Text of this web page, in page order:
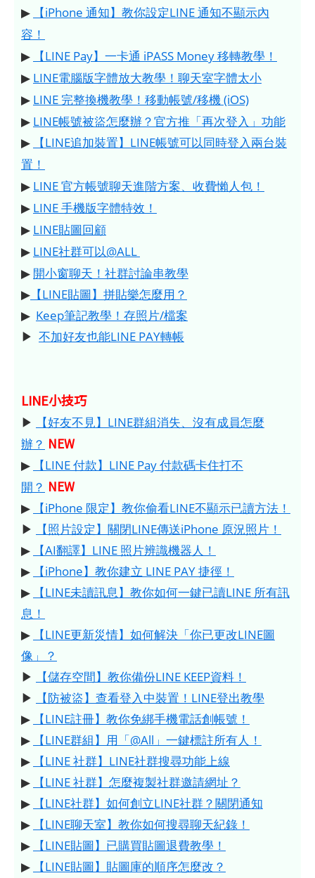
▶
【iPhone 通知】教你設定LINE 通知不顯示內
容！
▶
【LINE Pay】一卡通 iPASS Money 移轉教學！
▶ LINE電腦版字體放大教學！聊天室字體太小
▶ LINE 完整換機教學！移動帳號/移機 (iOS)
▶ LINE帳號被盜怎麼辦？官方推「再次登入」功能
▶
【LINE追加裝置】LINE帳號可以同時登入兩台裝
置！
▶ LINE 官方帳號聊天進階方案、收費懶人包！
▶ LINE 手機版字體特效！
▶ LINE貼圖回顧
▶ LINE社群可以@ALL
▶ 開小窗聊天！社群討論串教學
▶ 【LINE貼圖】拼貼樂怎麼用？
▶ Keep筆記教學！存照片/檔案
▶ 不加好友也能LINE PAY轉帳
LINE小技巧
▶
【好友不見】LINE群組消失、沒有成員怎麼
辦？ NEW
▶
【LINE 付款】LINE Pay 付款碼卡住打不
開？ NEW
▶
【iPhone 限定】教你偷看LINE不顯示已讀方法！
▶
【照片設定】關閉LINE傳送iPhone 原況照片！
▶
【AI翻譯】LINE 照片辨識機器人！
▶
【iPhone】教你建立 LINE PAY 捷徑！
▶
【LINE未讀訊息】教你如何一鍵已讀LINE 所有訊
息！
▶
【LINE更新災情】如何解決「你已更改LINE圖
像」？
▶
【儲存空間】教你備份LINE KEEP資料！
▶
【防被盜】查看登入中裝置！LINE登出教學
▶
【LINE註冊】教你免綁手機電話創帳號！
▶
【LINE群組】用「@All」一鍵標註所有人！
▶
【LINE 社群】LINE社群搜尋功能上線
▶
【LINE 社群】怎麼複製社群邀請網址？
▶
【LINE社群】如何創立LINE社群？關閉通知
▶
【LINE聊天室】教你如何搜尋聊天紀錄！
▶
【LINE貼圖】已購買貼圖退費教學！
▶
【LINE貼圖】貼圖庫的順序怎麼改？